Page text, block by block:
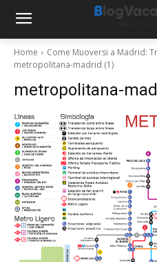
Home
Come Muoversi a Madrid:
metropolitana-madrid (1)
metropolitana-